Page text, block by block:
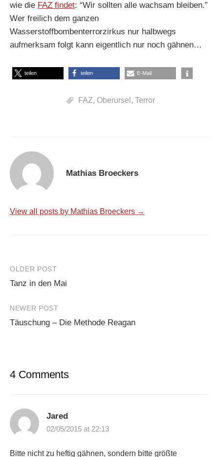
wie die FAZ findet: “Wir sollten alle wachsam bleiben.”
Wer freilich dem ganzen
Wasserstoffbombenterrorzirkus nur halbwegs
aufmerksam folgt kann eigentlich nur noch gähnen…
teilen teilen E-Mail
FAZ, Oberursel , Terror
Mathias Broeckers
View all posts by Mathias Broeckers →
Post
navigation
OLDER POST
Tanz in den Mai
NEWER POST
Täuschung – Die Methode Reagan
4 Comments
Jared
02/05/2015 at 22:13
Bitte nicht zu heftig gähnen, sondern bitte größte